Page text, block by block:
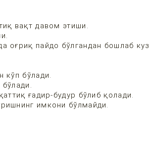
вақт давом этиши.
оғриқ пайдо бўлгандан бошлаб
кўп бўлади.
ғадир-будур бўлиб қолади.
имкони бўлмайди.